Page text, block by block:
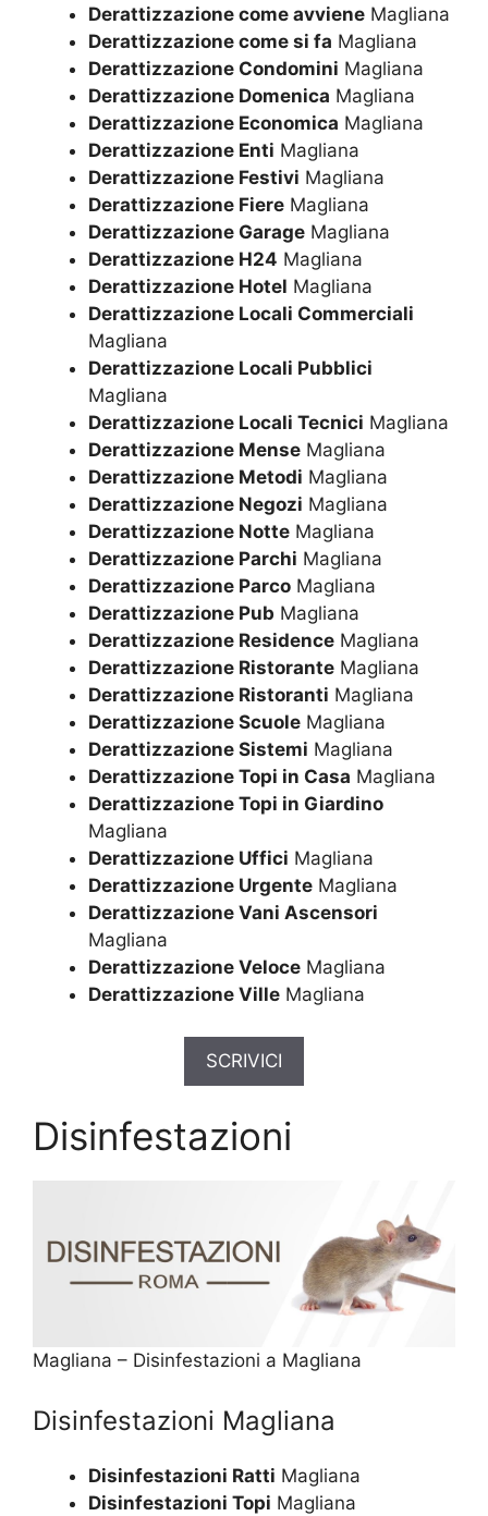
Derattizzazione come avviene Magliana
Derattizzazione come si fa Magliana
Derattizzazione Condomini Magliana
Derattizzazione Domenica Magliana
Derattizzazione Economica Magliana
Derattizzazione Enti Magliana
Derattizzazione Festivi Magliana
Derattizzazione Fiere Magliana
Derattizzazione Garage Magliana
Derattizzazione H24 Magliana
Derattizzazione Hotel Magliana
Derattizzazione Locali Commerciali
Magliana
Derattizzazione Locali Pubblici
Magliana
Derattizzazione Locali Tecnici Magliana
Derattizzazione Mense Magliana
Derattizzazione Metodi Magliana
Derattizzazione Negozi Magliana
Derattizzazione Notte Magliana
Derattizzazione Parchi Magliana
Derattizzazione Parco Magliana
Derattizzazione Pub Magliana
Derattizzazione Residence Magliana
Derattizzazione Ristorante Magliana
Derattizzazione Ristoranti Magliana
Derattizzazione Scuole Magliana
Derattizzazione Sistemi Magliana
Derattizzazione Topi in Casa Magliana
Derattizzazione Topi in Giardino
Magliana
Derattizzazione Uffici Magliana
Derattizzazione Urgente Magliana
Derattizzazione Vani Ascensori
Magliana
Derattizzazione Veloce Magliana
Derattizzazione Ville Magliana
SCRIVICI
Disinfestazioni
Magliana – Disinfestazioni a Magliana
Disinfestazioni Magliana
Disinfestazioni Ratti Magliana
Disinfestazioni Topi Magliana